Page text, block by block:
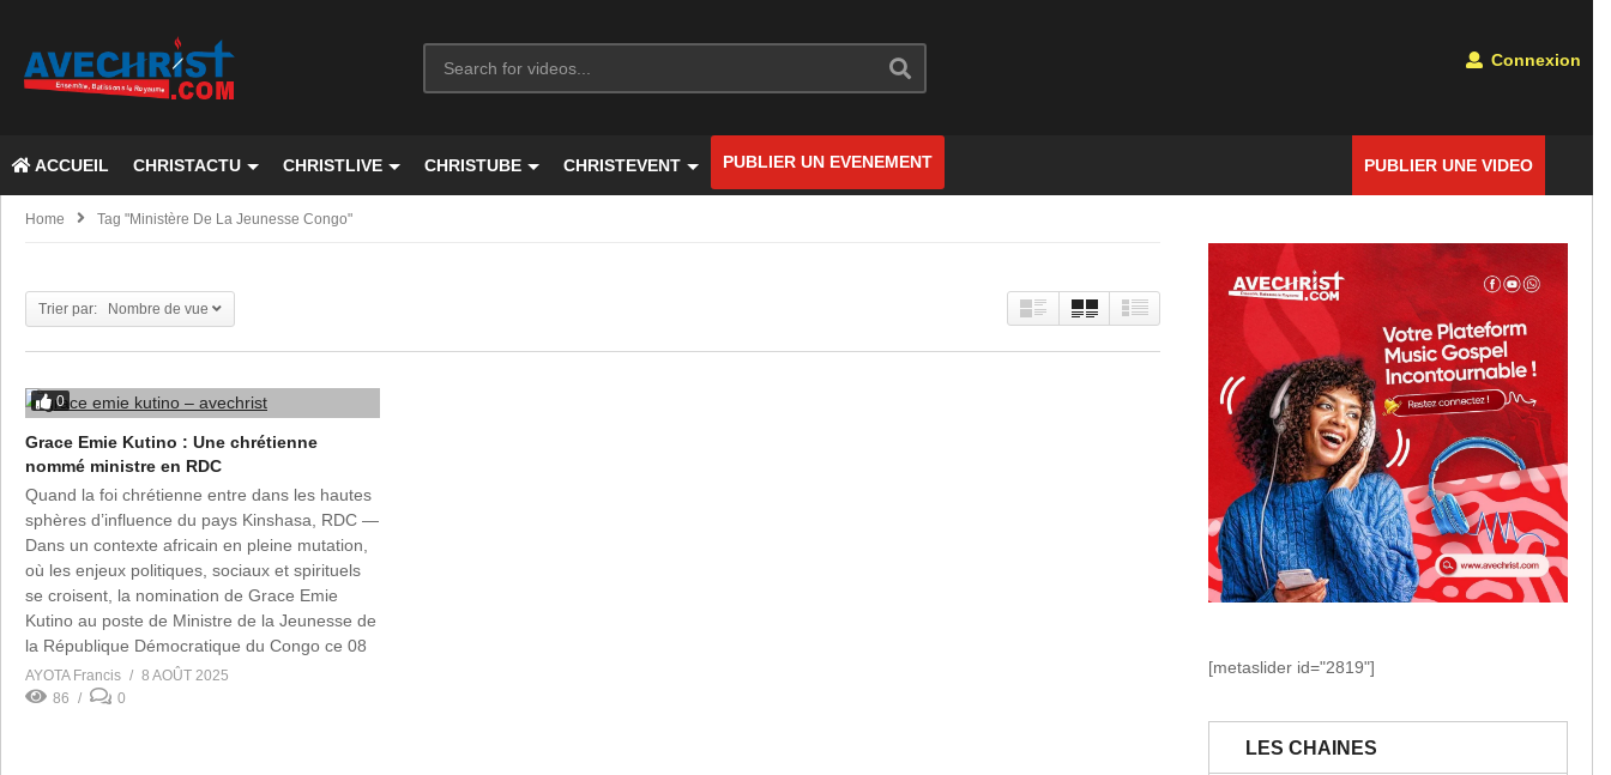
Connexion
ACCUEIL CHRISTACTU CHRISTLIVE CHRISTUBE CHRISTEVENT PUBLIER UNE VIDEO
PUBLIER UN EVENEMENT
Home Tag "Ministère De La Jeunesse Congo"
Trier par: Nombre de vue
0
Grace Emie Kutino : Une chrétienne
nommé ministre en RDC
Quand la foi chrétienne entre dans les hautes
sphères d’influence du pays Kinshasa, RDC —
Dans un contexte africain en pleine mutation,
où les enjeux politiques, sociaux et spirituels
se croisent, la nomination de Grace Emie
Kutino au poste de Ministre de la Jeunesse de
la République Démocratique du Congo ce 08
Aout 2025 marque […]
AYOTA Francis
8 AOÛT 2025
86
0
[metaslider id="2819"]
LES CHAINES